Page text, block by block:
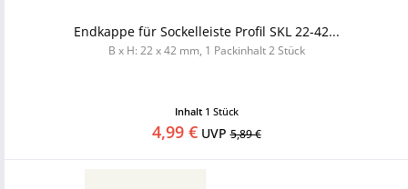
Endkappe für Sockelleiste Profil SKL 22-42...
B x H: 22 x 42 mm, 1 Packinhalt 2 Stück
Inhalt 1 Stück
4,99 €UVP5,89 €